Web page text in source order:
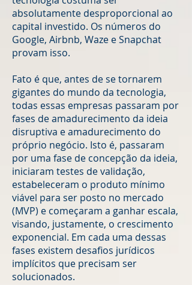
absolutamente desproporcional ao
capital investido. Os números do
Google, Airbnb, Waze e Snapchat
provam isso.
Fato é que, antes de se tornarem
gigantes do mundo da tecnologia,
todas essas empresas passaram por
fases de amadurecimento da ideia
disruptiva e amadurecimento do
próprio negócio. Isto é, passaram
por uma fase de concepção da ideia,
iniciaram testes de validação,
estabeleceram o produto mínimo
viável para ser posto no mercado
(MVP) e começaram a ganhar escala,
visando, justamente, o crescimento
exponencial. Em cada uma dessas
fases existem desafios jurídicos
implícitos que precisam ser
solucionados.